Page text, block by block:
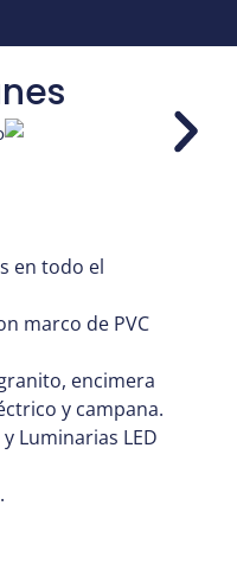
en todo el
marco de PVC
encimera
y campana.
Luminarias LED